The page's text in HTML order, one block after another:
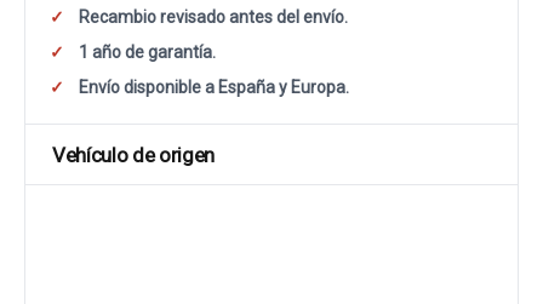
Recambio revisado antes del envío.
1 año de garantía.
Envío disponible a España y Europa.
Vehículo de origen